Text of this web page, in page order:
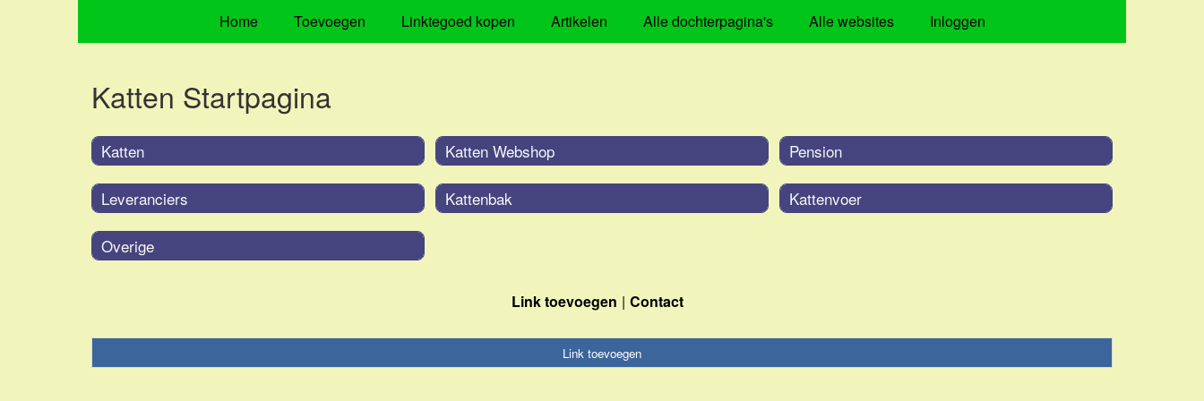
Home Toevoegen Linktegoed kopen Artikelen Alle dochterpagina's Alle websites Inloggen
Katten Startpagina
Katten
Leveranciers
Overige
Katten Webshop
Kattenbak
Pension
Kattenvoer
Link toevoegen Contact
Link toevoegen